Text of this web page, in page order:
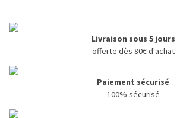
Livraison sous 5 jours
offerte dès 80€ d'achat
Paiement sécurisé
100% sécurisé